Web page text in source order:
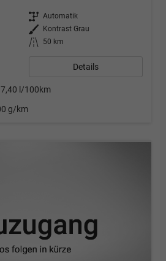
Getriebe Automatik
Außenfarbe
Kontrast Grau
Kilometerstand 50 km
Details
7,40 l/100km
g/km